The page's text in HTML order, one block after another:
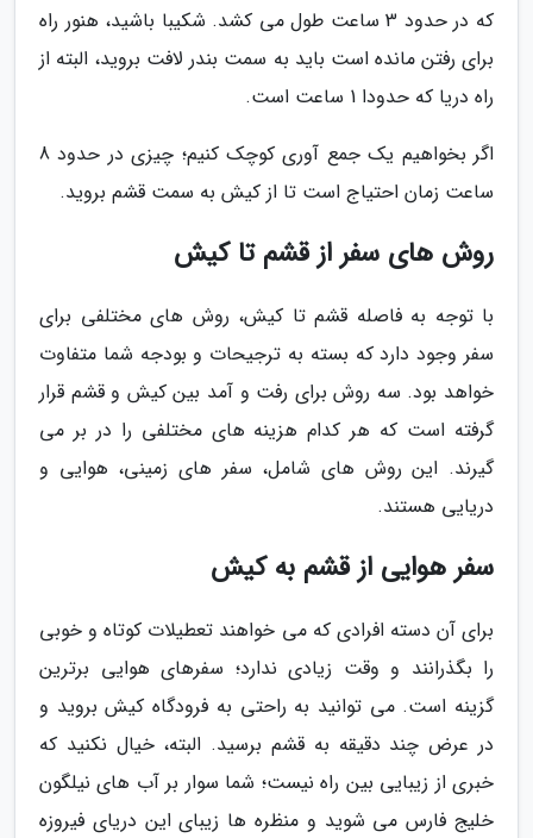
که در حدود 3 ساعت طول می کشد. شکیبا باشید، هنور راه
برای رفتن مانده است باید به سمت بندر لافت بروید، البته از
راه دریا که حدودا 1 ساعت است.
اگر بخواهیم یک جمع آوری کوچک کنیم؛ چیزی در حدود 8
ساعت زمان احتیاج است تا از کیش به سمت قشم بروید.
روش های سفر از قشم تا کیش
با توجه به فاصله قشم تا کیش، روش های مختلفی برای
سفر وجود دارد که بسته به ترجیحات و بودجه شما متفاوت
خواهد بود. سه روش برای رفت و آمد بین کیش و قشم قرار
گرفته است که هر کدام هزینه های مختلفی را در بر می
گیرند. این روش های شامل، سفر های زمینی، هوایی و
دریایی هستند.
سفر هوایی از قشم به کیش
برای آن دسته افرادی که می خواهند تعطیلات کوتاه و خوبی
را بگذرانند و وقت زیادی ندارد؛ سفرهای هوایی برترین
گزینه است. می توانید به راحتی به فرودگاه کیش بروید و
در عرض چند دقیقه به قشم برسید. البته، خیال نکنید که
خبری از زیبایی بین راه نیست؛ شما سوار بر آب های نیلگون
خلیج فارس می شوید و منظره ها زیبای این دریای فیروزه